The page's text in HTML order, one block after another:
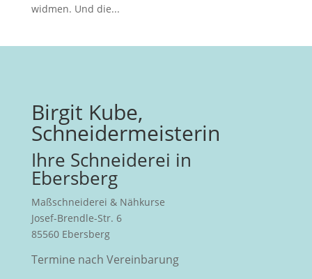
widmen. Und die...
Birgit Kube,
Schneidermeisterin
Ihre Schneiderei in
Ebersberg
Maßschneiderei & Nähkurse
Josef-Brendle-Str. 6
85560 Ebersberg
Termine nach Vereinbarung